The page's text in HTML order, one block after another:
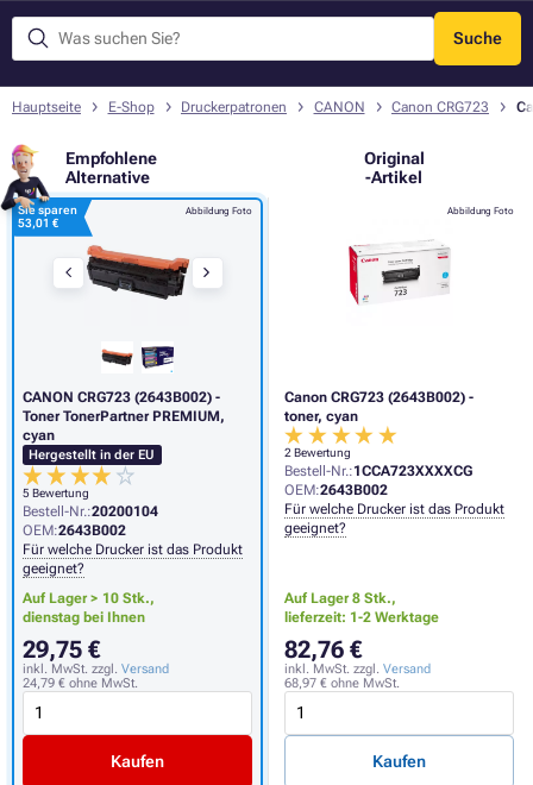
Suche
Menü
Hauptseite E-Shop Druckerpatronen CANON Canon CRG723
Empfohlene
Alternative
Original
-Artikel
Abbildung Foto
Canon CRG723 (2643B002) -
toner, cyan
2 Bewertung
Bestell-Nr.:1CCA723XXXXCG
OEM:2643B002
Für welche Drucker ist das Produkt
geeignet?
Auf Lager 8 Stk.,
lieferzeit: 1-2 Werktage
82,76 €
inkl. MwSt. zzgl. Versand
68,97 € ohne MwSt.
Kaufen
Abbildung Foto
Sie sparen
53,01 €
CANON CRG723 (2643B002) -
Toner TonerPartner PREMIUM,
cyan
Hergestellt in der EU
5 Bewertung
Bestell-Nr.:20200104
OEM:2643B002
Für welche Drucker ist das Produkt
geeignet?
Auf Lager > 10 Stk.,
dienstag bei Ihnen
29,75 €
inkl. MwSt. zzgl. Versand
24,79 € ohne MwSt.
Kaufen